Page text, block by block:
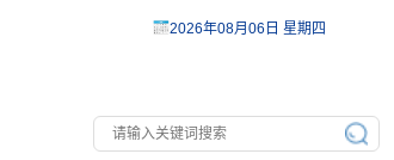
2026年08月06日 星期四